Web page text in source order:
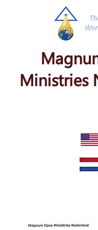
Ministries